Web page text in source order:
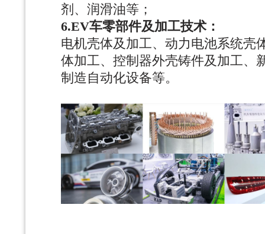
剂、润滑油等；
6.EV车零部件及加工技术：
电机壳体及加工、动力电池系统壳
体加工、控制器外壳铸件及加工、
制造自动化设备等。